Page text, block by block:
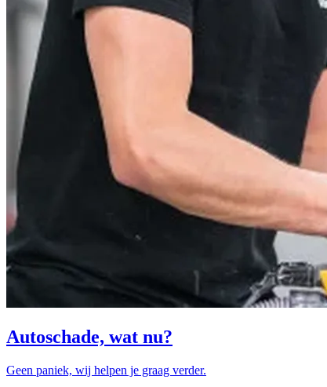
Autoschade, wat nu?
Geen paniek, wij helpen je graag verder.